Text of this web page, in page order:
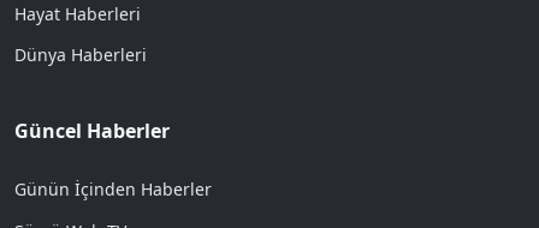
Hayat Haberleri
Dünya Haberleri
Güncel Haberler
Günün İçinden Haberler